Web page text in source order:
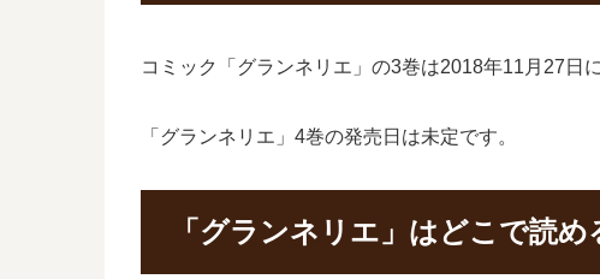
コミック「グランネリエ」の3巻は2018年11月27日
「グランネリエ」4巻の発売日は未定です。
「グランネリエ」はどこで読